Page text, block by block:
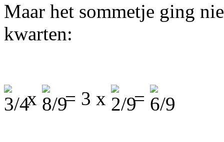
Maar het sommetje ging
kwarten:
x = 3 x =